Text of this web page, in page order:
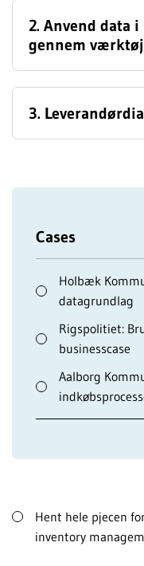
2. Anvend data
gennem
3.
Cases
Holbæk
datagrundlag
Rigspolitiet:
businesscase
Aalborg
Hent hele pjecen
inventory